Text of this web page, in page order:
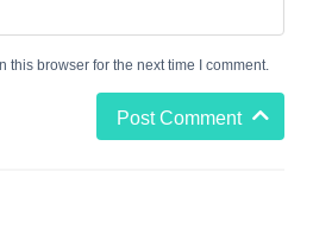
this browser for the next time I comment.
Post Comment